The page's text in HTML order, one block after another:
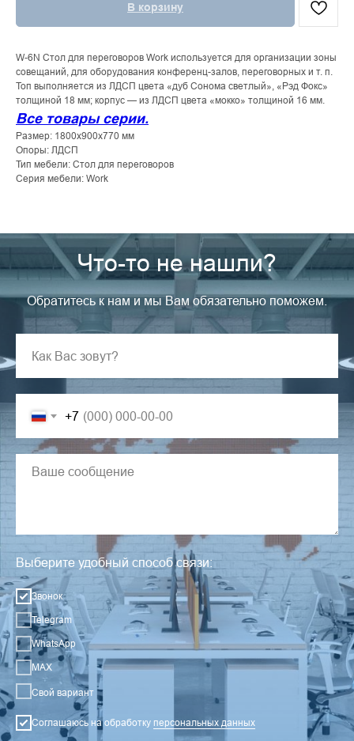
В корзину
W-6N Стол для переговоров Work используется для организации зоны
совещаний, для оборудования конференц-залов, переговорных и т. п.
Топ выполняется из ЛДСП цвета «дуб Сонома светлый», «Рэд Фокс»
толщиной 18 мм; корпус — из ЛДСП цвета «мокко» толщиной 16 мм.
Все товары серии.
Размер: 1800x900x770 мм
Опоры: ЛДСП
Тип мебели: Стол для переговоров
Серия мебели: Work
Что-то не нашли?
Обратитесь к нам и мы Вам обязательно поможем.
+7
Выберите удобный способ связи:
Звонок
Telegram
WhatsApp
MAX
Свой вариант
Соглашаюсь на обработку персональных данных